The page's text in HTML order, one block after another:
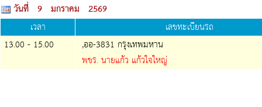
วันที่ 9 มกราคม 2569
เวลา
เลขทะเบียนรถ
13.00 - 15.00
,ออ-3831 กรุงเทพมหาน
พขร. นายแก้ว แก้วใจใหญ่